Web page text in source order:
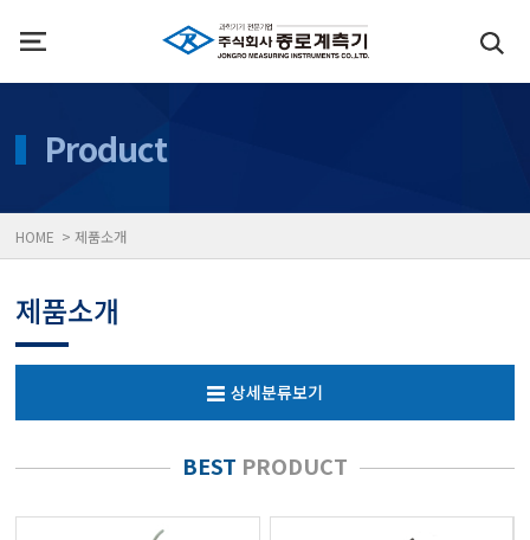
당도/농도/염도/당산도/
Product
HOME > 제품소개
제품소개
상세분류보기
BEST PRODUCT